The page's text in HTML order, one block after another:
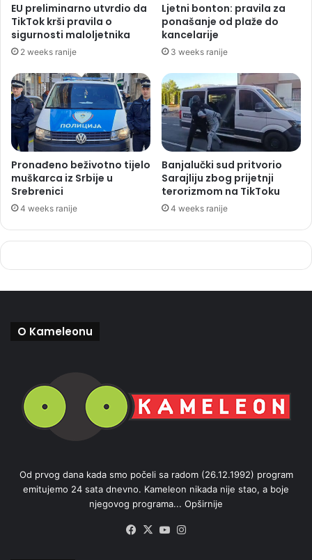
EU preliminarno utvrdio da
TikTok krši pravila o
sigurnosti maloljetnika
2 weeks ranije
Ljetni bonton: pravila za
ponašanje od plaže do
kancelarije
3 weeks ranije
Pronađeno beživotno tijelo
muškarca iz Srbije u
Srebrenici
4 weeks ranije
Banjalučki sud pritvorio
Sarajliju zbog prijetnji
terorizmom na TikToku
4 weeks ranije
O Kameleonu
Od prvog dana kada smo počeli sa radom (26.12.1992) program
emitujemo 24 sata dnevno. Kameleon nikada nije stao, a boje
njegovog programa... Opširnije
Facebook
X YouTube